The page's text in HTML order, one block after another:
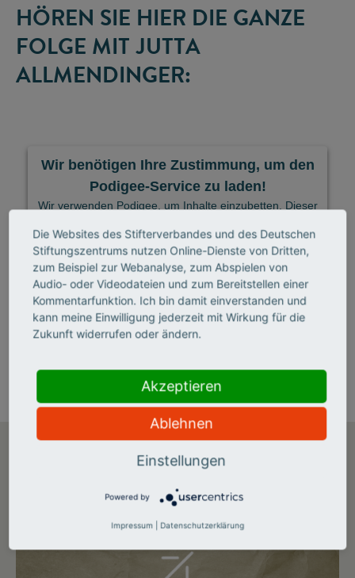
HÖREN SIE HIER DIE GANZE
FOLGE MIT JUTTA
ALLMENDINGER:
Wir benötigen Ihre Zustimmung, um den
Podigee-Service zu laden!
Wir verwenden Podigee, um Inhalte einzubetten. Dieser
lesen Sie die Details durch und stimmen Sie der
Nutzung des Service zu, um diese Inhalte anzuzeigen.
Mehr Informationen Akzeptieren
Powered by
Usercentrics Consent Management Platform
DER DURCHFECHTER-
Die Websites des Stifterverbandes und des Deutschen
Stiftungszentrums nutzen Online-Dienste von Dritten,
zum Beispiel zur Webanalyse, zum Abspielen von
Audio- oder Videodateien und zum Bereitstellen einer
Kommentarfunktion. Ich bin damit einverstanden und
kann meine Einwilligung jederzeit mit Wirkung für die
Zukunft widerrufen oder ändern.
Akzeptieren
Ablehnen
Einstellungen
Powered by
Impressum Datenschutzerklärung